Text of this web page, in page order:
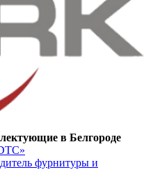
в Белгороде
фурнитуры и